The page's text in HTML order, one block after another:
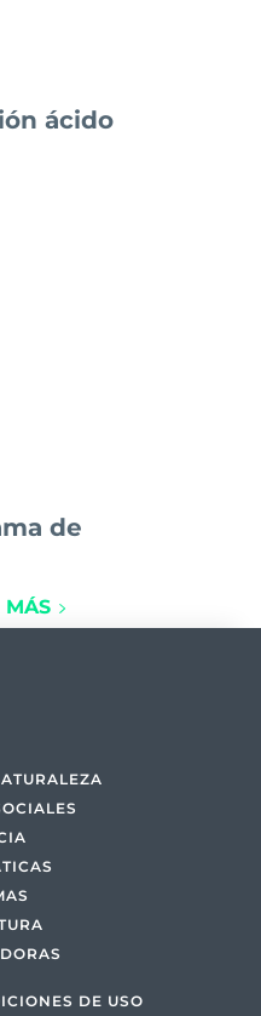
ácido
de
MÁS
DE USO